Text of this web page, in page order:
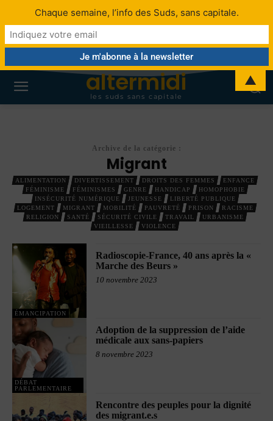
altermidi
les suds sans capitale
Archive de la catégorie :
Migrant
ALIMENTATION DIVERTISSEMENT DROITS DES FEMMES
ENFANCE
FÉMINISME
FÉMINISMES GENRE HANDICAP
HOMOPHOBIE
INSÉCURITÉ NUMÉRIQUE
JEUNESSE
LIBERTÉ PUBLIQUE
LOGEMENT
MIGRANT MOBILITÉ PAUVRETÉ PRISON
RACISME
RELIGION
SANTÉ SÉCURITÉ CIVILE TRAVAIL
URBANISME
VIEILLESSE
VIOLENCE
ÉMANCIPATION
Radioscopie-France, 40 ans après la «
Marche des Beurs »
10 novembre 2023
DÉBAT
PARLEMENTAIRE
Adoption de la suppression de l’aide
médicale aux sans-papiers
8 novembre 2023
Rencontre des peuples pour la dignité
des migrant.e.s
Chaque semaine, l’info des Suds, sans capitale.
▲